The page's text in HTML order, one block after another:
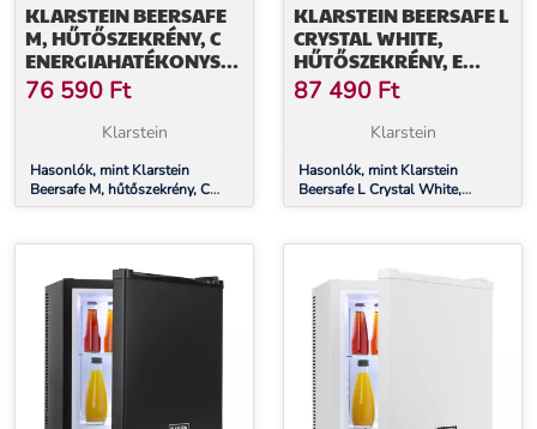
KLARSTEIN BEERSAFE
M, HŰTŐSZEKRÉNY, C
ENERGIAHATÉKONYSÁGI
OSZTÁLY, LED, 2 FÉM
RÁCS, ÜVEGAJTÓ,
76 590 Ft
Klarstein
Hasonlók, mint Klarstein
Beersafe M, hűtőszekrény, C
energiahatékonysági osztály,
KLARSTEIN BEERSAFE L
CRYSTAL WHITE,
HŰTŐSZEKRÉNY, E
ENERGIAHATÉKONYSÁGI
OSZTÁLY, LED, 2 FÉM
RÁCS, ÜVEGAJTÓ,
87 490 Ft
Klarstein
Hasonlók, mint Klarstein
Beersafe L Crystal White,
hűtőszekrény, E
LED, 2 fém rács, üvegajtó, fehér